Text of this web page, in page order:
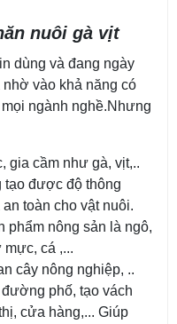
nuôi gà vịt
dùng và đang ngày
vào khả năng có
ngành nghề.Nhưng
gia cầm như gà, vịt,..
tạo được độ thông
toàn cho vật nuôi.
phẩm nông sản là ngô,
mực, cá ,...
cây nông nghiệp, ..
phố, tạo vách
cửa hàng,... Giúp